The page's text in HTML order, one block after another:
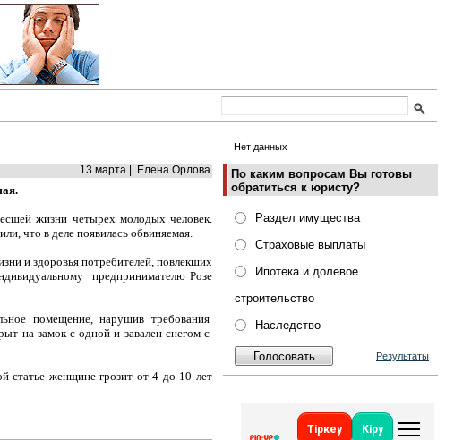
Нет данных
По каким вопросам Вы готовы
обратиться к юристу?
Раздел имущества
Страховые выплаты
Ипотека и долевое
строительство
Наследство
Результаты
13 марта | Елена Орлова
жизни четырех молодых человек.
что в деле появилась обвиняемая.
и здоровья потребителей, повлекших
предпринимателю Розе
помещение, нарушив требования
на замок с одной и завален снегом с
статье женщине грозит от 4 до 10 лет